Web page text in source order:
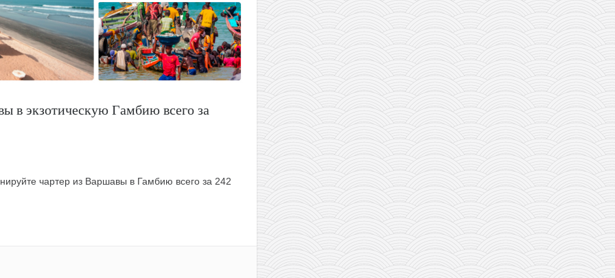
в экзотическую Гамбию всего за
чартер из Варшавы в Гамбию всего за 242